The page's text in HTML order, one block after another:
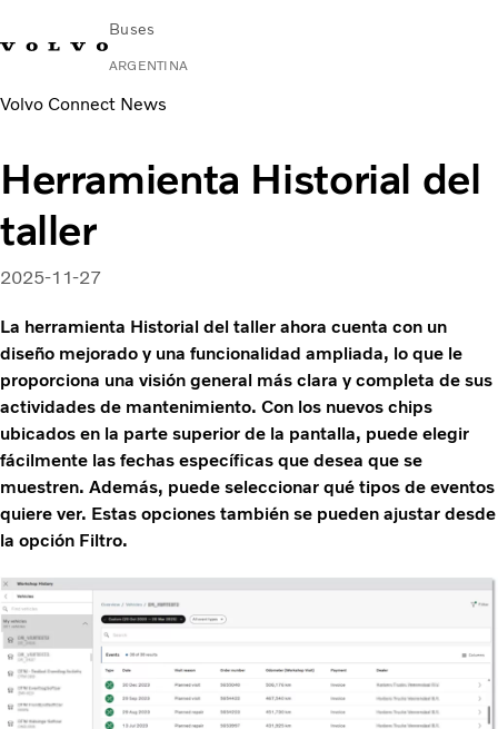
Buses
ARGENTINA
Change MarketContacto Buscar concesionario
Urbano e Interurbano
Buses Media & Larga Distancia
Servicios
¿Por qué elegir Volvo?
Volvo Connect News
Herramienta Historial del
taller
2025-11-27
La herramienta Historial del taller ahora cuenta con un
diseño mejorado y una funcionalidad ampliada, lo que le
proporciona una visión general más clara y completa de sus
actividades de mantenimiento. Con los nuevos chips
ubicados en la parte superior de la pantalla, puede elegir
fácilmente las fechas específicas que desea que se
muestren. Además, puede seleccionar qué tipos de eventos
quiere ver. Estas opciones también se pueden ajustar desde
la opción Filtro.